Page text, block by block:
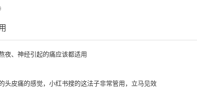
夜、神经引起的痛应该都适用
头皮痛的感觉，小红书搜的这法子非常管用，立马见效